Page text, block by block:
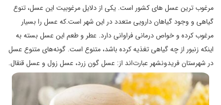
مرغوب ترین عسل های کشور است. یکی از دلایل مرغوبیت این عسل، تنوع
گیاهی و وجود گیاهان دارویی متعدد در این شهر است.که عسل را بسیار
مرغوب کرده و خواص درمانی فراوانی دارد. عطر و طعم این عسل بسته به
اینکه زنبور از چه گیاهی تغذیه کرده باشد، متنوع است. گونه‌های متنوع عسل
در شهرستان فریدونشهر عبارت‌اند از: عسل گون زرد، عسل زول و عسل قنقال.